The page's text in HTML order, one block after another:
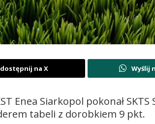
na X Wyślij
Enea Siarkopol pokonał SKTS
tabeli z dorobkiem 9 pkt.